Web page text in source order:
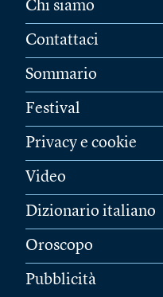
Chi siamo
Contattaci
Sommario
Festival
Privacy e cookie
Video
Dizionario italiano
Oroscopo
Pubblicità